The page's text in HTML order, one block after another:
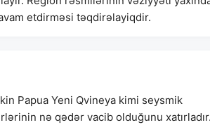
etdirməsi təqdirəlayiqdir.
Papua Yeni Qvineya kimi seysmik
nə qədər vacib olduğunu xatırladır.